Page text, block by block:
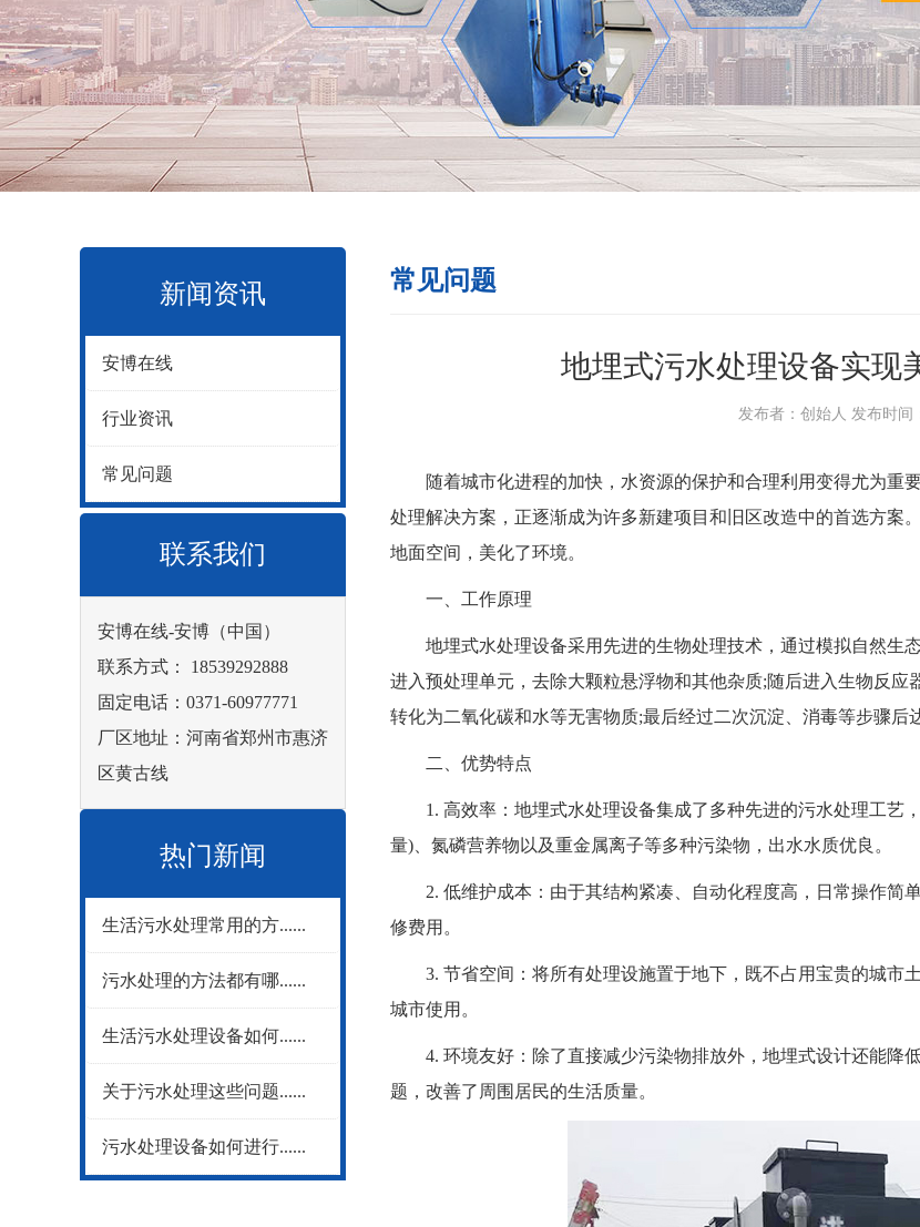
新闻资讯
安博在线
行业资讯
常见问题
联系我们
安博在线-安博（中国）
联系方式： 18539292888
固定电话：0371-60977771
厂区地址：河南省郑州市惠济
区黄古线
热门新闻
生活污水处理常用的方......
污水处理的方法都有哪......
生活污水处理设备如何......
关于污水处理这些问题......
污水处理设备如何进行......
常见问题
地埋式污水处理设备实现
发布者：创始人 发布时间
随着城市化进程的加快，水资源的保护和合理利用变得尤为重
处理解决方案，正逐渐成为许多新建项目和旧区改造中的首选方案
地面空间，美化了环境。
一、工作原理
地埋式水处理设备采用先进的生物处理技术，通过模拟自然生
进入预处理单元，去除大颗粒悬浮物和其他杂质;随后进入生物反
转化为二氧化碳和水等无害物质;最后经过二次沉淀、消毒等步骤后
二、优势特点
1. 高效率：地埋式水处理设备集成了多种先进的污水处理工艺
量)、氮磷营养物以及重金属离子等多种污染物，出水水质优良。
2. 低维护成本：由于其结构紧凑、自动化程度高，日常操作简
修费用。
3. 节省空间：将所有处理设施置于地下，既不占用宝贵的城市
城市使用。
4. 环境友好：除了直接减少污染物排放外，地埋式设计还能降
题，改善了周围居民的生活质量。